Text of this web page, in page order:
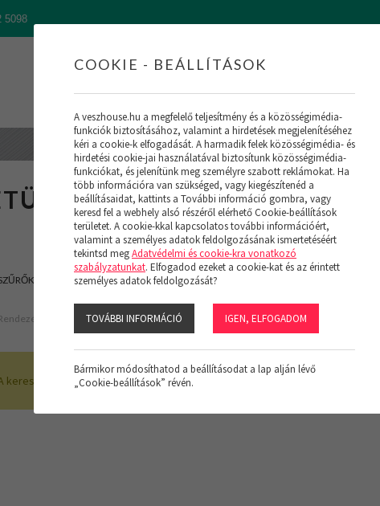
5098
ÚJ MENÜ
(19)
GARÁZS TÁVHŐ
Népszerű Megjelenítve: 1-24 Összesen: 0 db ingatlan
keresés nem hozott eredményt!
COOKIE - BEÁLLÍTÁSOK
A veszhouse.hu a megfelelő teljesítmény és a közösségimédia-
funkciók biztosításához, valamint a hirdetések megjelenítéséhez
kéri a cookie-k elfogadását. A harmadik felek közösségimédia- és
hirdetési cookie-jai használatával biztosítunk közösségimédia-
funkciókat, és jelenítünk meg személyre szabott reklámokat. Ha
több információra van szükséged, vagy kiegészítenéd a
beállításaidat, kattints a További információ gombra, vagy
keresd fel a webhely alsó részéről elérhető Cookie-beállítások
területet. A cookie-kkal kapcsolatos további információért,
valamint a személyes adatok feldolgozásának ismertetéséért
tekintsd megAdatvédelmi és cookie-kra vonatkozó
szabályzatunkat. Elfogadod ezeket a cookie-kat és az érintett
személyes adatok feldolgozását?
TOVÁBBI INFORMÁCIÓ IGEN, ELFOGADOM
Bármikor módosíthatod a beállításodat a lap alján lévő
„Cookie-beállítások” révén.